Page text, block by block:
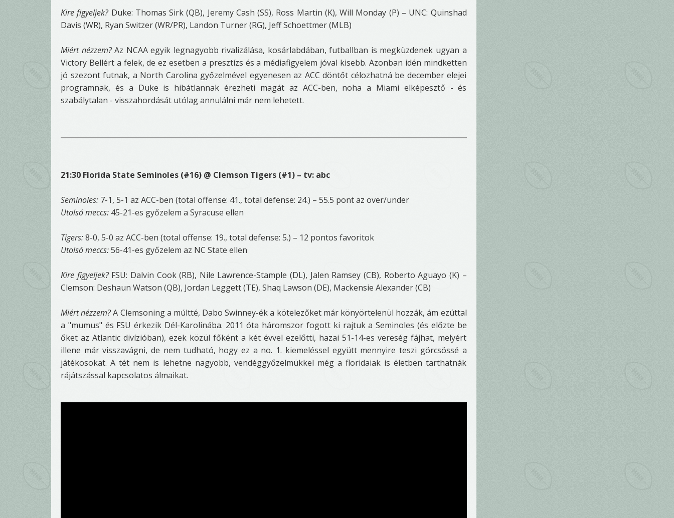
Kire figyeljek?Duke: Thomas Sirk (QB), Jeremy Cash (SS), Ross Martin (K), Will Monday (P) – UNC: Quinshad
Davis (WR), Ryan Switzer (WR/PR), Landon Turner (RG), Jeff Schoettmer (MLB)
Miért nézzem?Az NCAA egyik legnagyobb rivalizálása, kosárlabdában, futballban is megküzdenek ugyan a
Victory Bellért a felek, de ez esetben a presztízs és a médiafigyelem jóval kisebb. Azonban idén mindketten
jó szezont futnak, a North Carolina győzelmével egyenesen az ACC döntőt célozhatná be december elejei
programnak, és a Duke is hibátlannak érezheti magát az ACC-ben, noha a Miami elképesztő - és
szabálytalan - visszahordását utólag annulálni már nem lehetett.
21:30 Florida State Seminoles (#16) @ Clemson Tigers (#1) – tv: abc
Seminoles: 7-1, 5-1 az ACC-ben (total offense: 41., total defense: 24.) – 55.5 pont az over/under
Utolsó meccs: 45-21-es győzelem a Syracuse ellen
Tigers:8-0, 5-0 az ACC-ben (total offense: 19., total defense: 5.) – 12 pontos favoritok
Utolsó meccs:56-41-es győzelem az NC State ellen
Kire figyeljek?FSU: Dalvin Cook (RB), Nile Lawrence-Stample (DL), Jalen Ramsey (CB), Roberto Aguayo (K) –
Clemson: Deshaun Watson (QB), Jordan Leggett (TE), Shaq Lawson (DE), Mackensie Alexander (CB)
Miért nézzem?A Clemsoning a múltté, Dabo Swinney-ék a kötelezőket már könyörtelenül hozzák, ám ezúttal
a "mumus" és FSU érkezik Dél-Karolinába. 2011 óta háromszor fogott ki rajtuk a Seminoles (és előzte be
őket az Atlantic divízióban), ezek közül főként a két évvel ezelőtti, hazai 51-14-es vereség fájhat, melyért
illene már visszavágni, de nem tudható, hogy ez a no. 1. kiemeléssel együtt mennyire teszi görcsössé a
játékosokat. A tét nem is lehetne nagyobb, vendéggyőzelmükkel még a floridaiak is életben tarthatnák
rájátszással kapcsolatos álmaikat.